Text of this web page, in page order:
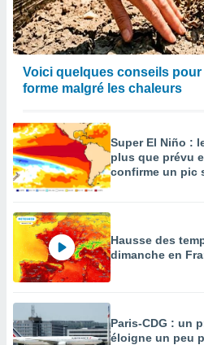
Voici quelques conseils
forme malgré les chaleurs
Super El Niño :
plus que prévu
confirme un pic
Hausse des
dimanche en
Paris-CDG : un
éloigne un peu